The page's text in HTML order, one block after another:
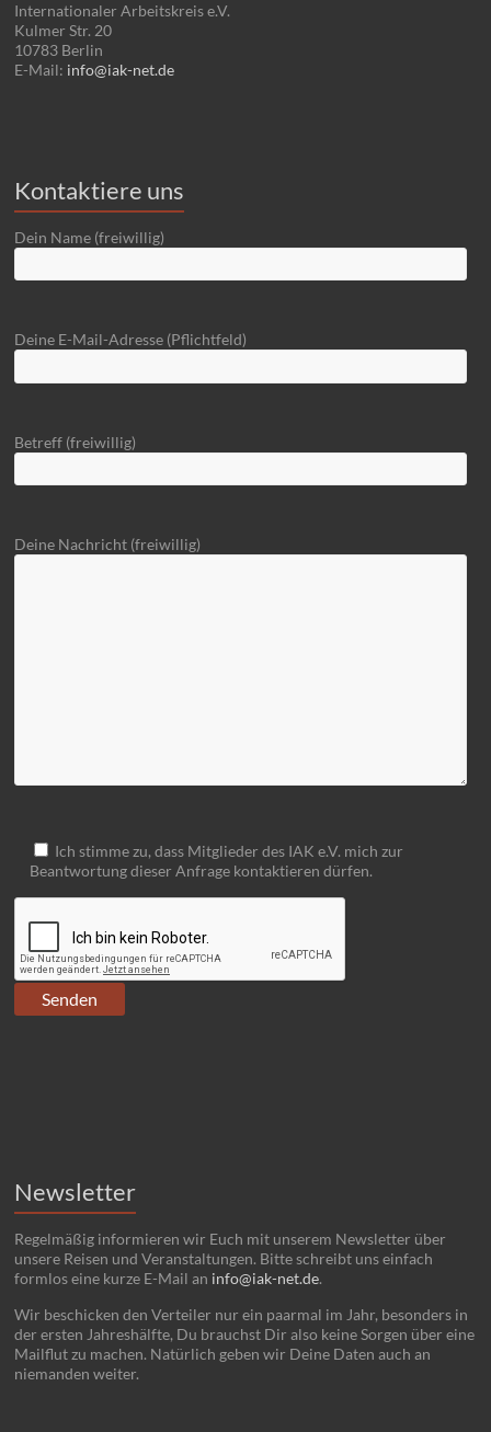
Internationaler Arbeitskreis e.V.
Kulmer Str. 20
10783 Berlin
E-Mail: info@iak-net.de
Kontaktiere uns
Dein Name (freiwillig)
Deine E-Mail-Adresse (Pflichtfeld)
Betreff (freiwillig)
Deine Nachricht (freiwillig)
Ich stimme zu, dass Mitglieder des IAK e.V. mich zur
Beantwortung dieser Anfrage kontaktieren dürfen.
Newsletter
Regelmäßig informieren wir Euch mit unserem Newsletter über
unsere Reisen und Veranstaltungen. Bitte schreibt uns einfach
formlos eine kurze E-Mail an info@iak-net.de.
Wir beschicken den Verteiler nur ein paarmal im Jahr, besonders in
der ersten Jahreshälfte, Du brauchst Dir also keine Sorgen über eine
Mailflut zu machen. Natürlich geben wir Deine Daten auch an
niemanden weiter.